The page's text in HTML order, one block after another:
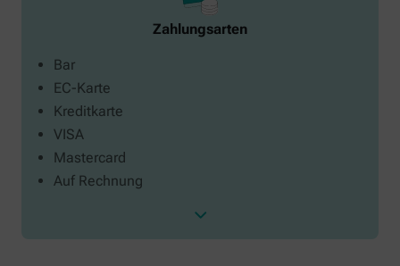
Zahlungsarten
Bar
EC-Karte
Kreditkarte
VISA
Mastercard
Auf Rechnung